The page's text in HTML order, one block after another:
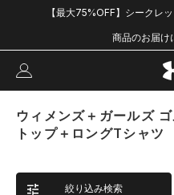
【最大75%OFF】シークレ
商品のお届け
ウィメンズ＋ガールズ
トップ＋ロングTシャツ
絞り込み検索